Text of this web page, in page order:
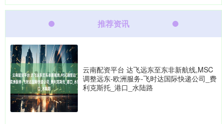
推荐资讯
云南配资平台 达飞远东至东非新航线,MSC
调整远东-欧洲服务-飞时达国际快递公司_费
利克斯托_港口_水陆路